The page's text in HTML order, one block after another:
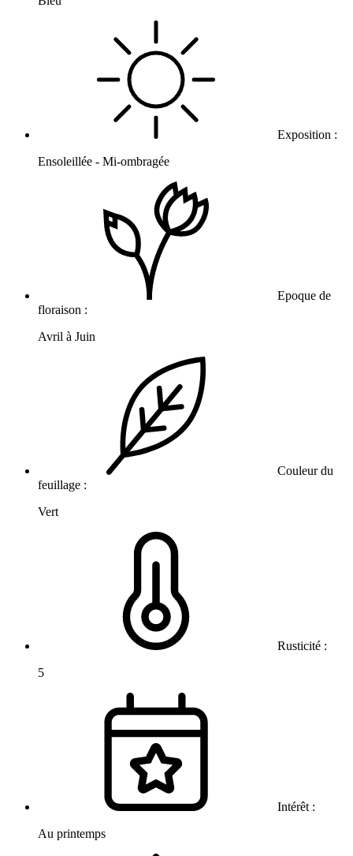
Exposition :
Ensoleillée - Mi-ombragée
Epoque de
floraison :
Avril à Juin
Couleur du
feuillage :
Vert
Rusticité :
5
Intérêt :
Au printemps